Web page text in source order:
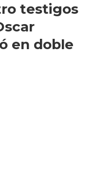
testigos
en doble